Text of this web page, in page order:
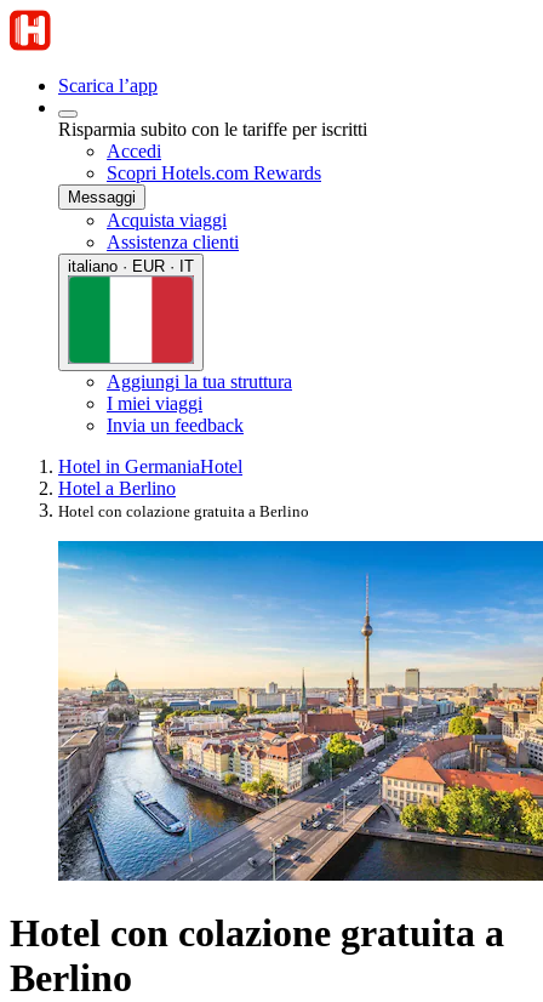
Scarica l’app
Risparmia subito con le tariffe per iscritti
Accedi
Scopri Hotels.com Rewards
Messaggi
Acquista viaggi
Assistenza clienti
italiano · EUR · IT
Aggiungi la tua struttura
I miei viaggi
Invia un feedback
Hotel in GermaniaHotel
Hotel a Berlino
Hotel con colazione gratuita a Berlino
Hotel con colazione gratuita a
Berlino